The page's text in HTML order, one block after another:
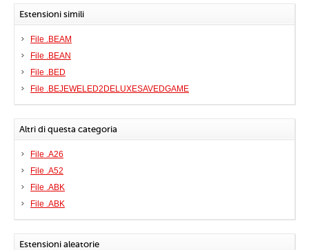
Estensioni simili
File .BEAM
File .BEAN
File .BED
File .BEJEWELED2DELUXESAVEDGAME
Altri di questa categoria
File .A26
File .A52
File .ABK
File .ABK
Estensioni aleatorie